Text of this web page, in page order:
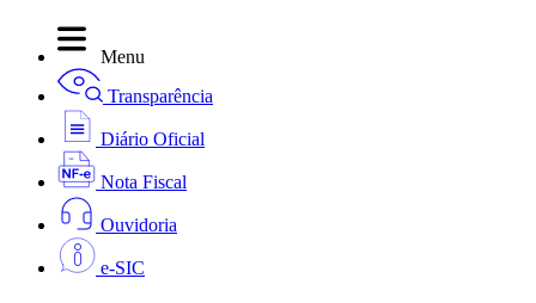
Menu
Transparência
Diário Oficial
Nota Fiscal
Ouvidoria
e-SIC